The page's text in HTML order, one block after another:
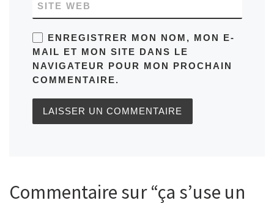
SITE WEB
ENREGISTRER MON NOM, MON E-
MAIL ET MON SITE DANS LE
NAVIGATEUR POUR MON PROCHAIN
COMMENTAIRE.
Commentaire sur “ça s’use un